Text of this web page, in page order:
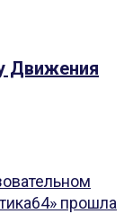
Движения
прошла